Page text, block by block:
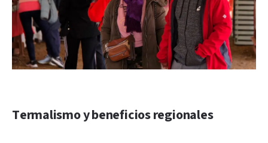
Termalismo y beneficios regionales